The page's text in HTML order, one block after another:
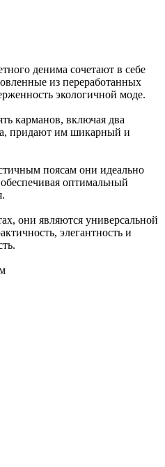
денима сочетают в себе
из переработанных
экологичной моде.
карманов, включая два
придают им шикарный и
поясам они идеально
оптимальный
они являются универсальной
элегантность и